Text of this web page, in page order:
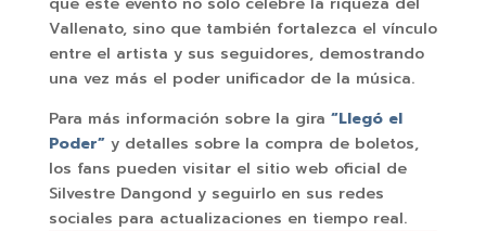
Vallenato, sino que también fortalezca el vínculo
entre el artista y sus seguidores, demostrando
una vez más el poder unificador de la música.
Para más información sobre la gira “Llegó el
Poder” y detalles sobre la compra de boletos,
los fans pueden visitar el sitio web oficial de
Silvestre Dangond y seguirlo en sus redes
sociales para actualizaciones en tiempo real.